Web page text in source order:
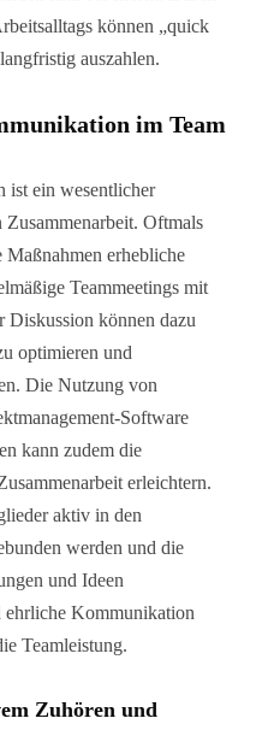
können „quick
auszahlen.
im Team
ist ein wesentlicher
Oftmals
Maßnahmen erhebliche
Teammeetings mit
Diskussion können dazu
optimieren und
Die Nutzung von
Software
kann zudem die
erleichtern.
aktiv in den
werden und die
und Ideen
ehrliche Kommunikation
Teamleistung.
Zuhören und